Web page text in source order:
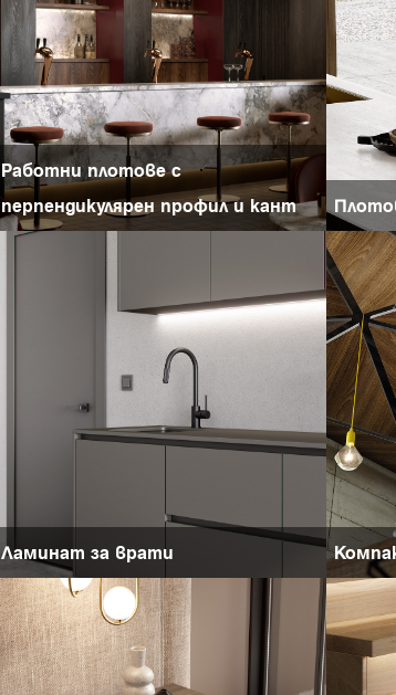
Работни плотове с
перпендикулярен профил и кант
Ламинат за врати